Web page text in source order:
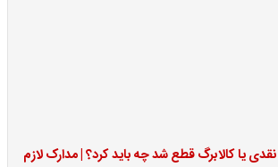
نقدی یا کالابرگ قطع شد چه باید کرد؟ | مدارک لازم